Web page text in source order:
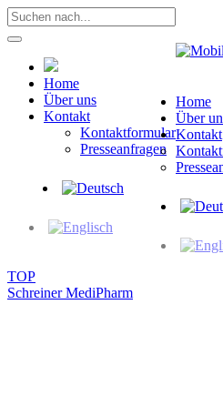
Home
Über uns
Kontakt
Kontaktformular
Presseanfragen
Home
Über
Kontakt
TOP
Schreiner MediPharm